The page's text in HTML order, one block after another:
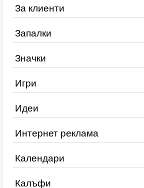
За клиенти
Запалки
Значки
Игри
Идеи
Интернет реклама
Календари
Калъфи